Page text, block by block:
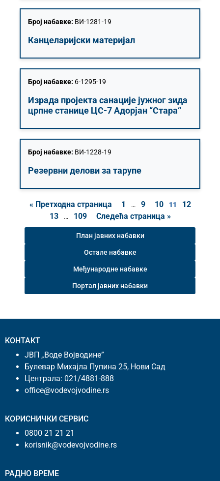
Број набавке: ВИ-1281-19
Канцеларијски материјал
Број набавке: 6-1295-19
Израда пројекта санације јужног зида
црпне станице ЦС-7 Адорјан “Стара“
Број набавке: ВИ-1228-19
Резервни делови за тарупе
« Претходна страница 1 … 9 10 11
12
13
… 109 Следећа страница »
План јавних набавки
Остале набавке
Међународне набавке
Портал јавних набавки
КОНТАКТ
ЈВП „Воде Војводине”
Булевар Михајла Пупина 25, Нови Сад
Централа: 021/4881-888
office@vodevojvodine.rs
КОРИСНИЧКИ СЕРВИС
0800 21 21 21
korisnik@vodevojvodine.rs
РАДНО ВРЕМЕ